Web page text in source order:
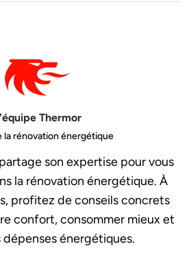
Thermor
la rénovation énergétique
son expertise pour vous
la rénovation énergétique. À
profitez de conseils concrets
confort, consommer mieux et
dépenses énergétiques.